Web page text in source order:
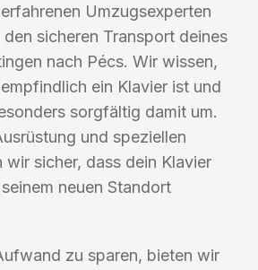
Umzugsexperten
sicheren Transport deines
nach Pécs. Wir wissen,
ein Klavier ist und
sorgfältig damit um.
und speziellen
wir sicher, dass dein Klavier
neuen Standort
zu sparen, bieten wir